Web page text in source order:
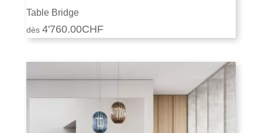
Table Bridge
4'760.00CHF